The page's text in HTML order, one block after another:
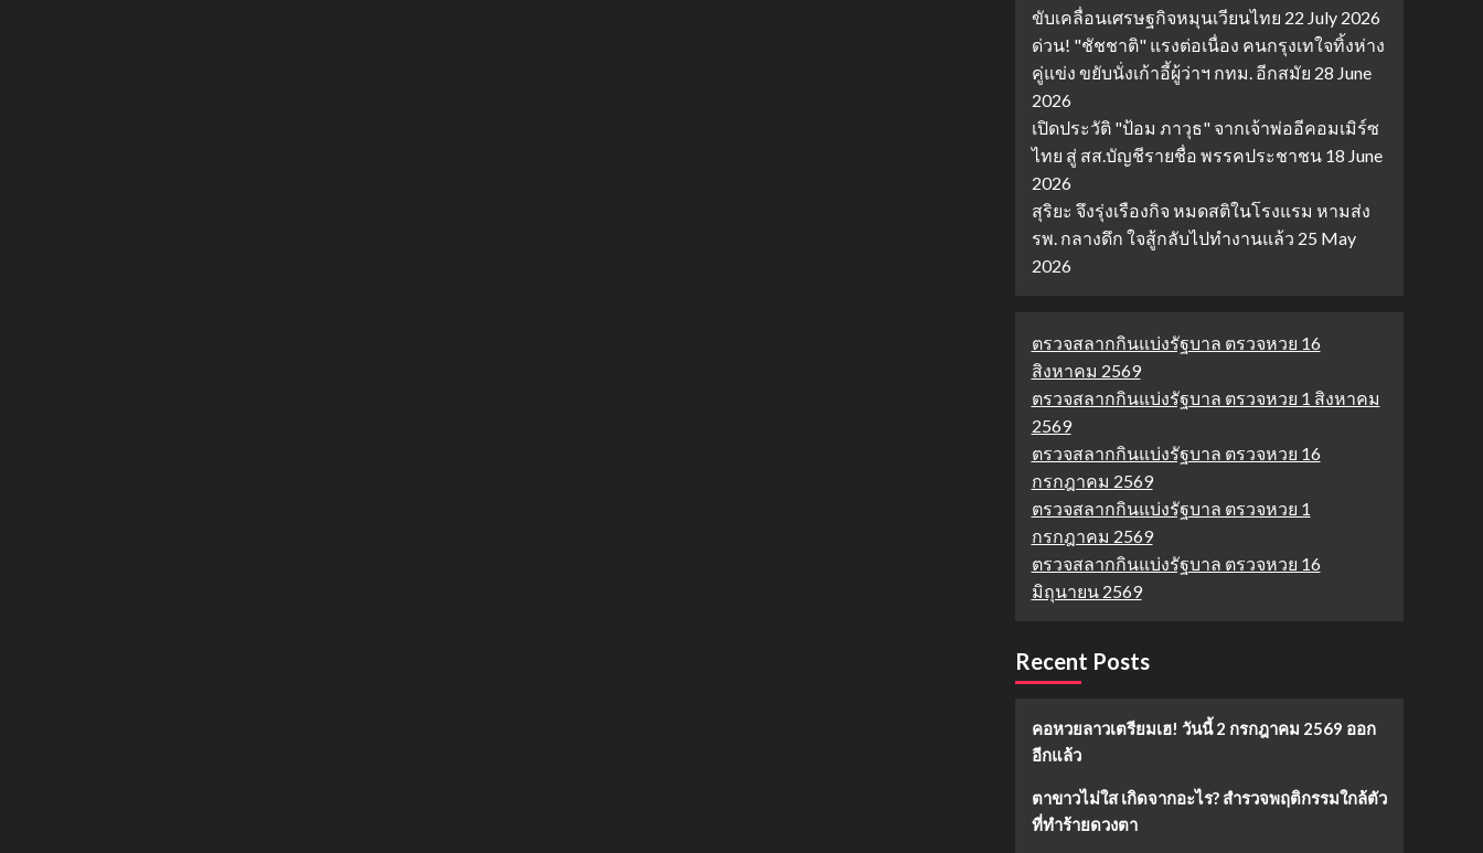
ขับเคลื่อนเศรษฐกิจหมุนเวียนไทย 22 July 2026
ด่วน! "ชัชชาติ" แรงต่อเนื่อง คนกรุงเทใจทิ้งห่าง
คู่แข่ง ขยับนั่งเก้าอี้ผู้ว่าฯ กทม. อีกสมัย 28 June
2026
เปิดประวัติ "ป้อม ภาวุธ" จากเจ้าพ่ออีคอมเมิร์ซ
ไทย สู่ สส.บัญชีรายชื่อ พรรคประชาชน 18 June
2026
สุริยะ จึงรุ่งเรืองกิจ หมดสติในโรงแรม หามส่ง
รพ. กลางดึก ใจสู้กลับไปทำงานแล้ว 25 May
2026
ตรวจสลากกินแบ่งรัฐบาล ตรวจหวย 16
สิงหาคม 2569
ตรวจสลากกินแบ่งรัฐบาล ตรวจหวย 1 สิงหาคม
2569
ตรวจสลากกินแบ่งรัฐบาล ตรวจหวย 16
กรกฎาคม 2569
ตรวจสลากกินแบ่งรัฐบาล ตรวจหวย 1
กรกฎาคม 2569
ตรวจสลากกินแบ่งรัฐบาล ตรวจหวย 16
มิถุนายน 2569
Recent Posts
คอหวยลาวเตรียมเฮ! วันนี้ 2 กรกฎาคม 2569 ออก
อีกแล้ว
ตาขาวไม่ใส เกิดจากอะไร? สำรวจพฤติกรรมใกล้ตัว
ที่ทำร้ายดวงตา